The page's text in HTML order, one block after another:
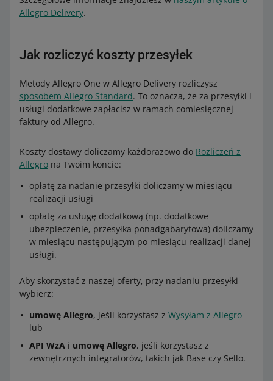
Allegro Delivery.
Jak rozliczyć koszty przesyłek
Metody Allegro One w Allegro Delivery rozliczysz
sposobem Allegro Standard. To oznacza, że za przesyłki i
usługi dodatkowe zapłacisz w ramach comiesięcznej
faktury od Allegro.
Koszty dostawy doliczamy każdorazowo do Rozliczeń z
Allegro na Twoim koncie:
opłatę za nadanie przesyłki doliczamy w miesiącu
realizacji usługi
opłatę za usługę dodatkową (np. dodatkowe
ubezpieczenie, przesyłka ponadgabarytowa) doliczamy
w miesiącu następującym po miesiącu realizacji danej
usługi.
Aby skorzystać z naszej oferty, przy nadaniu przesyłki
wybierz:
umowę Allegro, jeśli korzystasz z Wysyłam z Allegro
lub
API WzA i umowę Allegro, jeśli korzystasz z
zewnętrznych integratorów, takich jak Base czy Sello.